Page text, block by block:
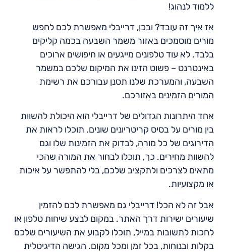
ללמוד לנהוג!
אז איך זה עובד? ובכן, דרייבלי מאפשרת לכם לחפש
מורים מוסמכים באזור משמר השבעה בכמה קליקים
בלבד. לא עוד טלפונים מייגעים או חיפושים ארוכים
באינטרנט – פשוט הזינו את המיקום שלכם במשמר
השבעה, והמערכת שלנו תסנן עבורכם את רשימת
המורים הזמינים באזורכם.
אחד היתרונות הגדולים של דרייבלי הוא היכולת להשוות
בין מורים על בסיס קריטריונים שונים. תוכלו לראות את
הדירוגים של כל מורה, לבדוק את הזמינות שלו וגם
להשוות מחירים. כך, תוכלו לבחור את המורה שהכי
מתאים לצרכים ולתקציב שלכם, בלי להתפשר על איכות
או מקצועיות.
אבל זה לא הכל! דרייבלי גם מאפשרת לכם להזמין
שיעורים ישירות דרך האתר. במקום לבצע שיחות טלפון או
לחכות לתשובות במייל, תוכלו לקבוע את השיעורים שלכם
בקלות ובנוחות, בכל זמן ומכל מקום. הגישה הדיגיטלית